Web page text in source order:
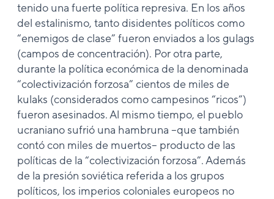
tenido una fuerte política represiva. En los años
del estalinismo, tanto disidentes políticos como
“enemigos de clase” fueron enviados a los gulags
(campos de concentración). Por otra parte,
durante la política económica de la denominada
“colectivización forzosa” cientos de miles de
kulaks (considerados como campesinos “ricos”)
fueron asesinados. Al mismo tiempo, el pueblo
ucraniano sufrió una hambruna –que también
contó con miles de muertos– producto de las
políticas de la “colectivización forzosa”. Además
de la presión soviética referida a los grupos
políticos, los imperios coloniales europeos no